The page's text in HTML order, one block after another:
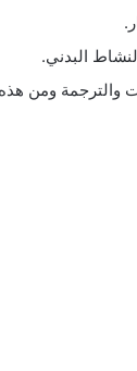
البدني.
والترجمة ومن هذه